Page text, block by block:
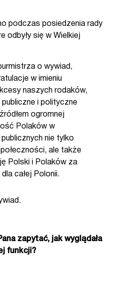
podczas posiedzenia rady
odbyły się w Wielkiej
o wywiad,
w imieniu
naszych rodaków,
i polityczne
ogromnej
Polaków w
nie tylko
ale także
Polski i Polaków za
całej Polonii.
zapytać, jak wyglądała
funkcji?